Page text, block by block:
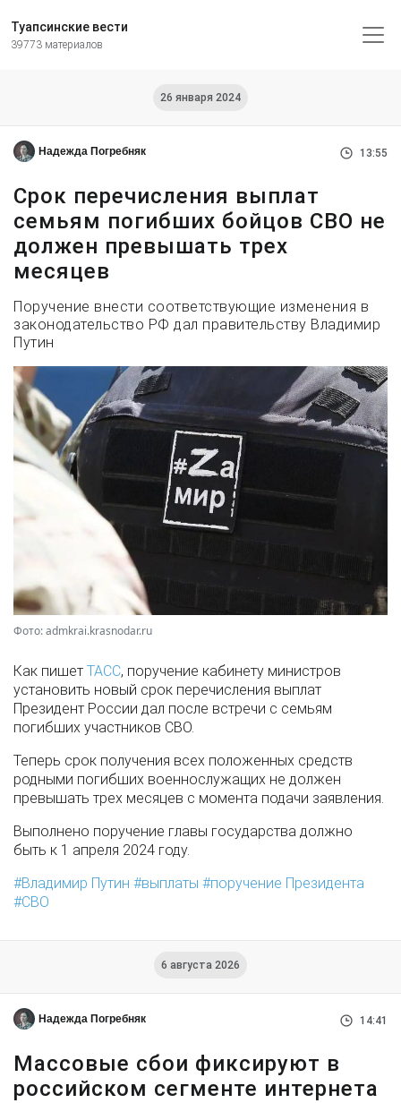
Туапсинские вести
39773 материалов
26 января 2024
Надежда Погребняк 13:55
Срок перечисления выплат
семьям погибших бойцов СВО не
должен превышать трех
месяцев
Поручение внести соответствующие изменения в
законодательство РФ дал правительству Владимир
Путин
Фото: admkrai.krasnodar.ru
Как пишет ТАСС, поручение кабинету министров
установить новый срок перечисления выплат
Президент России дал после встречи с семьям
погибших участников СВО.
Теперь срок получения всех положенных средств
родными погибших военнослужащих не должен
превышать трех месяцев с момента подачи заявления.
Выполнено поручение главы государства должно
быть к 1 апреля 2024 году.
Владимир Путин
выплаты
поручение Президента
СВО
6 августа 2026
Надежда Погребняк 14:41
Массовые сбои фиксируют в
российском сегменте интернета